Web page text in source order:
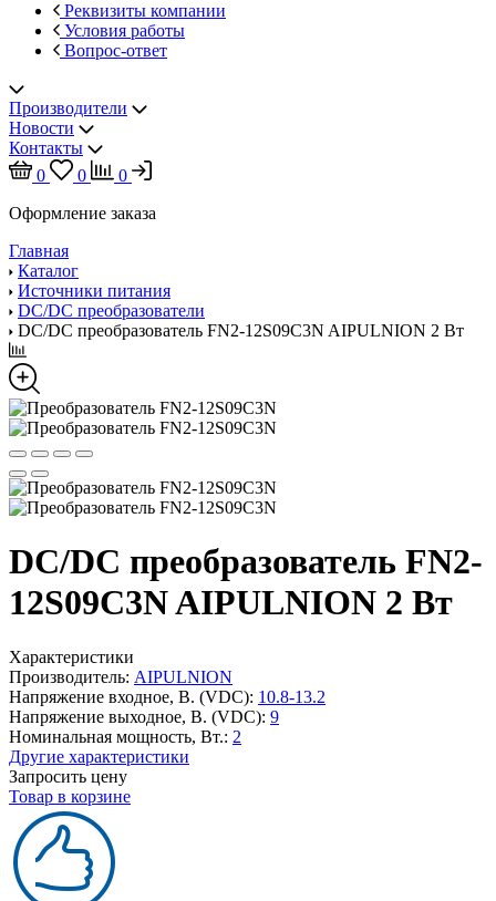
Реквизиты компании
Условия работы
Вопрос-ответ
Производители
Новости
Контакты
0
0
0
Оформление заказа
Главная
Каталог
Источники питания
DC/DC преобразователи
DC/DC преобразователь FN2-12S09C3N AIPULNION 2 Вт
DC/DC преобразователь FN2-
12S09C3N AIPULNION 2 Вт
Характеристики
Производитель: AIPULNION
Напряжение входное, В. (VDC): 10.8-13.2
Напряжение выходное, В. (VDC): 9
Номинальная мощность, Вт.: 2
Другие характеристики
Запросить цену
Товар в корзине